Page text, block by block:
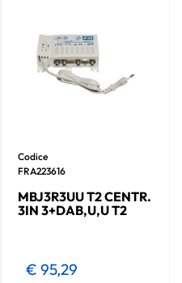
Codice
FRA223616
MBJ3R3UU T2 CENTR.
3IN 3+DAB,U,U T2
€ 95,29